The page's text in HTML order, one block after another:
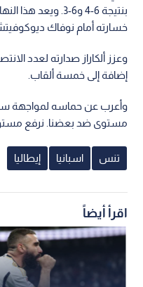
بنتيجة 6-4 و6-3.
خسارته أمام نوفاك ديوكوفيتش
إضافة إلى خمسة ألقاب.
وأعرب عن حماسه لمواجهة
مستوى ضد بعضنا. نرفع
تنس اسبانيا إيطاليا
اقرأ أيضاً